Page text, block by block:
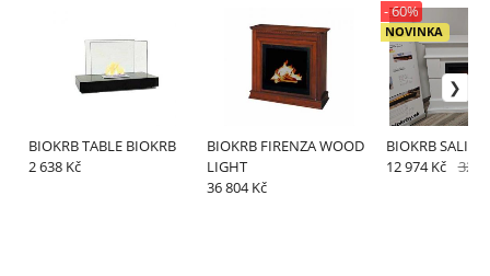
BIOKRB TABLE BIOKRB
2 638 Kč
BIOKRB FIRENZA WOOD
LIGHT
36 804 Kč
BIOKRB
NOVINKA
- 60%
12 974 Kč 32